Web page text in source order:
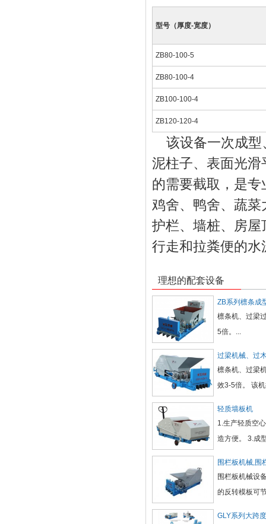
型号（厚度-宽度）
ZB80-100-5
ZB80-100-4
ZB100-100-4
ZB120-120-4
该设备一次成
泥柱子、表面光
的需要截取，是
鸡舍、鸭舍、蔬
护栏、墙桩、房
行走和拉粪便的水
理想的配套设备
ZB系列檩条成
檩条机、过梁
5倍。...
过梁机械、过
檩条机、过梁
效3-5倍。 该
轻质墙板机
1.生产轻质空
造方便。 3.成
围栏板机械,围
围栏板机械设
的反转模板可
GLY系列大跨